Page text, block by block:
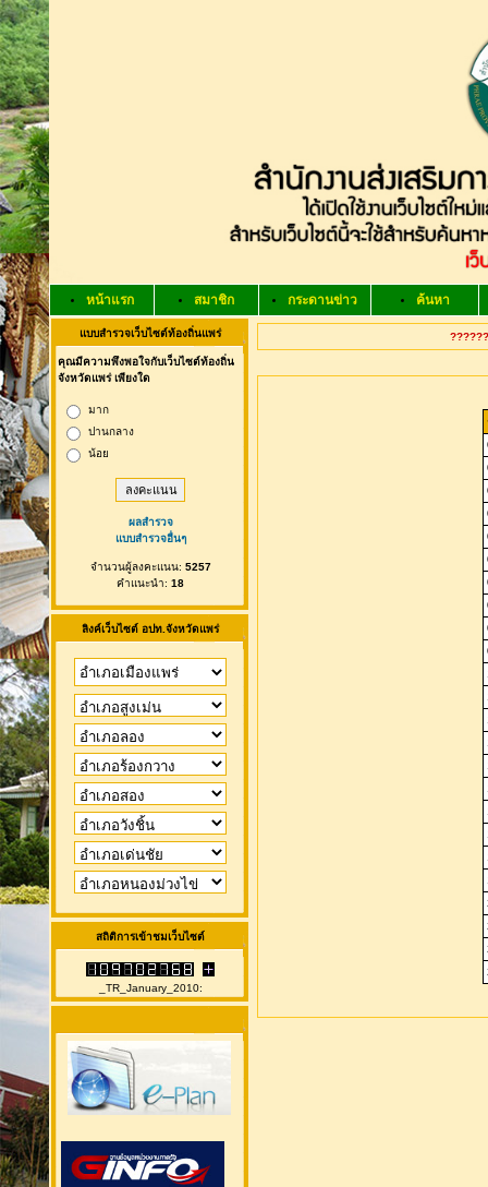
หน้าแรก สมาชิก กระดานข่าว ค้นหา
แบบสำรวจเว็บไซต์ท้องถิ่นแพร่
คุณมีความพึงพอใจกับเว็บไซต์ท้องถิ่น
จังหวัดแพร่ เพียงใด
มาก
ปานกลาง
น้อย
ผลสำรวจ
แบบสำรวจอื่นๆ
จำนวนผู้ลงคะแนน: 5257
คำแนะนำ: 18
ลิงค์เว็บไซต์ อปท.จังหวัดแพร่
สถิติการเข้าชมเว็บไซต์
_TR_January_2010: